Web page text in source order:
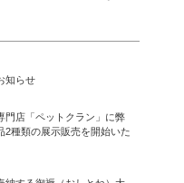
知らせ
門店「ペットクラン」に弊
2種類の展示販売を開始いた